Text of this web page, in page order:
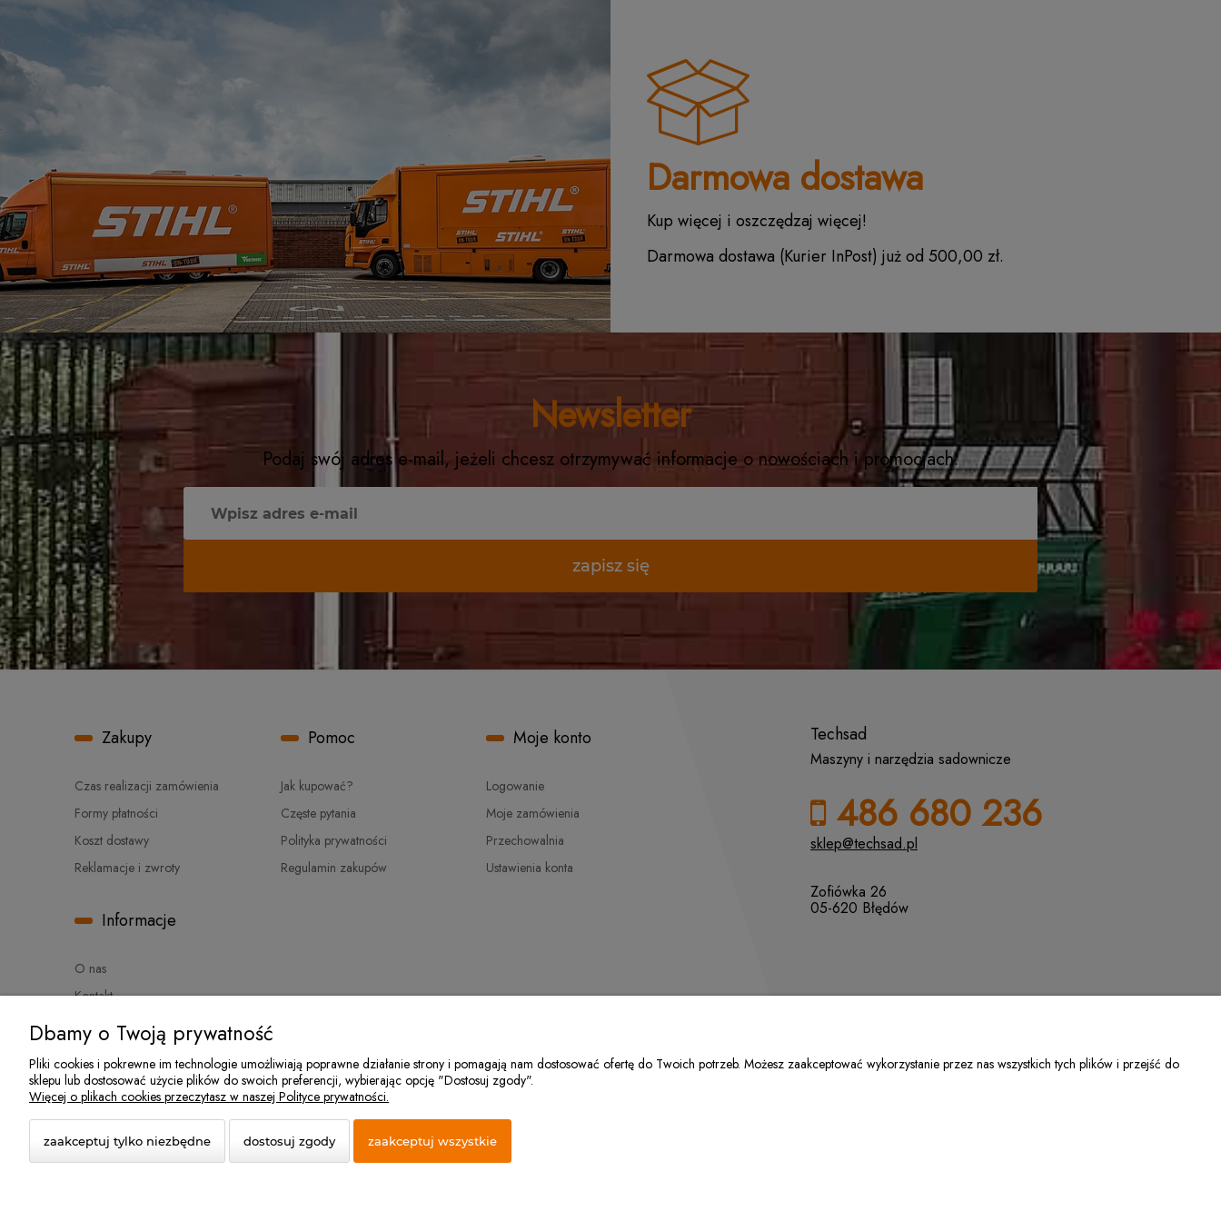
Darmowa dostawa
Kup więcej i oszczędzaj więcej!
Darmowa dostawa (Kurier InPost) już od 500,00 zł.
Newsletter
Podaj swój adres e-mail, jeżeli chcesz otrzymywać informacje o nowościach i promocjach.
zapisz się
Techsad
Maszyny i narzędzia sadownicze
486 680 236
sklep@techsad.pl
Zofiówka 26
05-620 Błędów
Zakupy
Czas realizacji zamówienia
Formy płatności
Koszt dostawy
Reklamacje i zwroty
Pomoc
Jak kupować?
Częste pytania
Polityka prywatności
Regulamin zakupów
Moje konto
Logowanie
Moje zamówienia
Przechowalnia
Ustawienia konta
Informacje
O nas
Kontakt
Sklep sadowniczy Techsad | Zofiówka 26, 05-620 Błędów | NIP: 7972081952 | REGON: 524100078 | Email:
Dbamy o Twoją prywatność
Pliki cookies i pokrewne im technologie umożliwiają poprawne działanie strony i pomagają nam dostosować ofertę do Twoich potrzeb. Możesz zaakceptować wykorzystanie przez nas wszystkich tych plików i przejść do
sklepu lub dostosować użycie plików do swoich preferencji, wybierając opcję "Dostosuj zgody".
Więcej o plikach cookies przeczytasz w naszej Polityce prywatności.
zaakceptuj tylko niezbędne dostosuj zgody zaakceptuj wszystkie